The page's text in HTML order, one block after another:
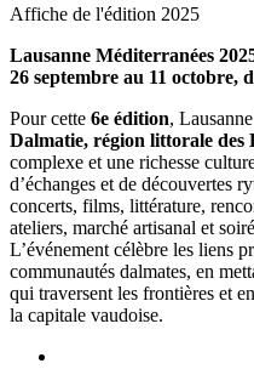
Affiche de l'édition 2025
Lausanne Méditerranées
26 septembre au 11 octobre,
Pour cette 6e édition,
Dalmatie, région littorale des
complexe et une richesse
d’échanges et de découvertes
concerts, films, littérature,
ateliers, marché artisanal et
L’événement célèbre les liens
communautés dalmates, en
qui traversent les frontières et
la capitale vaudoise.